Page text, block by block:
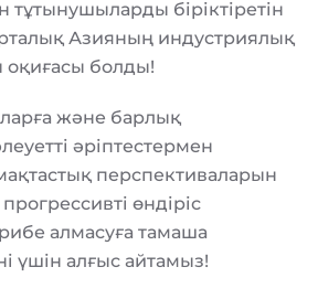
тұтынушыларды біріктіретін
Азияның индустриялық
оқиғасы болды!
және барлық
әріптестермен
перспективаларын
өндіріс
алмасуға тамаша
үшін алғыс айтамыз!